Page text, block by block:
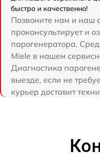
быстро и качественно!
Позвоните нам и наш
проконсультирует и
парогенератора.
Miele в нашем
Диагностика
выезде, если не
курьер доставит